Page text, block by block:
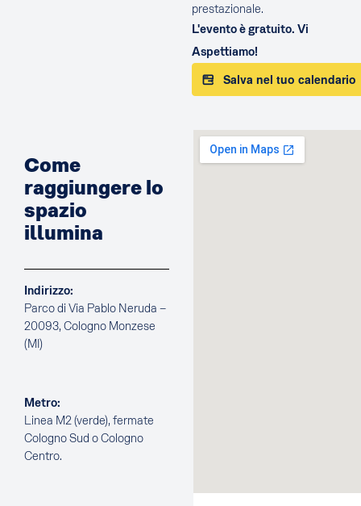
prestazionale.
L'evento è gratuito. Vi
Aspettiamo!
Salva nel tuo calendario
Come
raggiungere lo
spazio
illumina
Indirizzo:
Parco di Via Pablo Neruda –
20093, Cologno Monzese
(MI)
Metro:
Linea M2 (verde), fermate
Cologno Sud o Cologno
Centro.